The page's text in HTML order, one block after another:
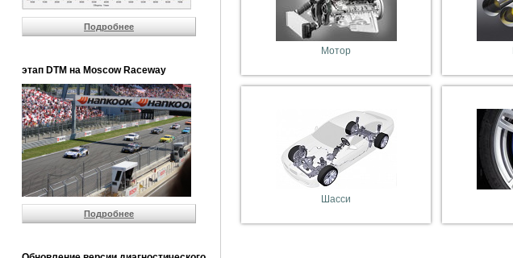
Подробнее
этап DTM на Moscow Raceway
Подробнее
Мотор
Шасси